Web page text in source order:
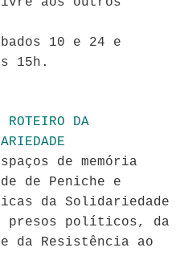
10 e 24 e
15h.
ROTEIRO DA
de memória
de Peniche e
da Solidariedade
presos políticos, da
da Resistência ao